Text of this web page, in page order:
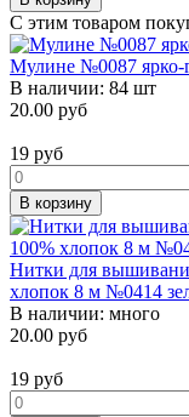
С этим товаром
Мулине №0087 ярко-
В наличии: 84 шт
20.00 руб
19 руб
В корзину
Нитки для
хлопок 8 м №0414
В наличии: много
20.00 руб
19 руб